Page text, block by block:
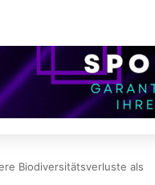
Biodiversitätsverluste als